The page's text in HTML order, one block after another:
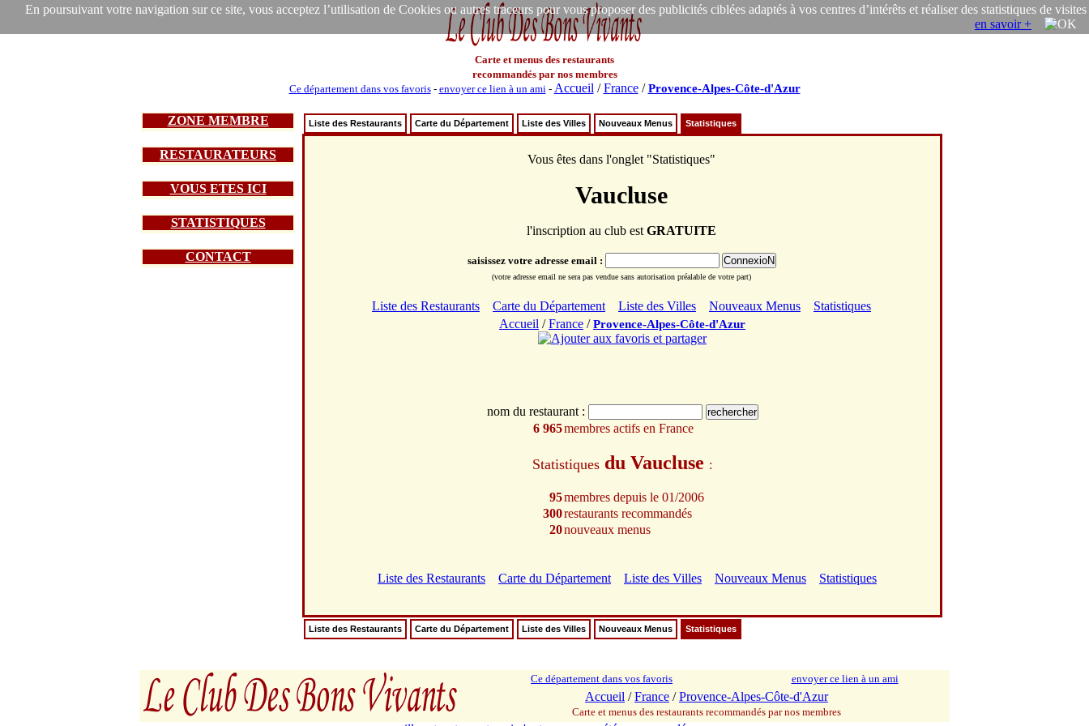
En poursuivant votre navigation sur ce site, vous acceptez l’utilisation de Cookies ou autres traceurs pour vous proposer des publicités ciblées adaptés à vos centres d’intérêts et réaliser des statistiques de visites
en savoir +
Carte et menus des restaurants
recommandés par nos membres
Ce département dans vos favoris- envoyer ce lien à un ami- Accueil /France/Provence-Alpes-Côte-d'Azur
ZONE MEMBRE
RESTAURATEURS
VOUS ETES ICI
STATISTIQUES
CONTACT
Liste des Restaurants Carte du Département Liste des Villes Nouveaux Menus Statistiques
Vous êtes dans l'onglet "Statistiques"
Vaucluse
l'inscription au club est GRATUITE
saisissez votre adresse email :
(votre adresse email ne sera pas vendue sans autorisation préalable de votre part)
Liste des Restaurants Carte du Département Liste des Villes Nouveaux Menus
Statistiques
Accueil /France /Provence-Alpes-Côte-d'Azur
nom du restaurant :
6 965membres actifs en France
Statistiques du Vaucluse :
95membres depuis le 01/2006
300restaurants recommandés
20nouveaux menus
Liste des Restaurants Carte du Département Liste des Villes Nouveaux Menus Statistiques
Liste des Restaurants Carte du Département Liste des Villes Nouveaux Menus Statistiques
Ce département dans vos favoris envoyer ce lien à un ami
Accueil /France /Provence-Alpes-Côte-d'Azur
Carte et menus des restaurants recommandés par nos membres